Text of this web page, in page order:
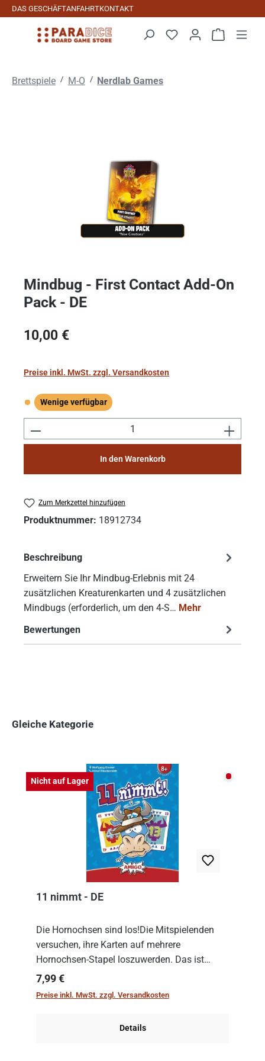
Zum Hauptinhalt springen
DAS GESCHÄFTANFAHRTKONTAKT
Brettspiele / M-O / Nerdlab Games
Mindbug - First Contact Add-On
Pack - DE
Regulärer Preis:
10,00 €
Preise inkl. MwSt. zzgl. Versandkosten
Wenige verfügbar
Wenige verfügbar
Produkt Anzahl: Gib den gewünschten
In den Warenkorb
Zum Merkzettel hinzufügen
Produktnummer: 18912734
Beschreibung
Erweitern Sie Ihr Mindbug-Erlebnis mit 24
zusätzlichen Kreaturenkarten und 4 zusätzlichen
Mindbugs (erforderlich, um den 4-S… Mehr
Bewertungen
Gleiche Kategorie
Nicht auf Lager Nicht
11 nimmt - DE
Die Hornochsen sind los!Die Mitspielenden
versuchen, ihre Karten auf mehrere
Hornochsen-Stapel loszuwerden. Das ist
kniffliger als gedacht, denn die Differenz
zwischen ausgespielter Karte und der
Regulärer Preis:
7,99 €
Preise inkl. MwSt. zzgl. Versandkosten
Details